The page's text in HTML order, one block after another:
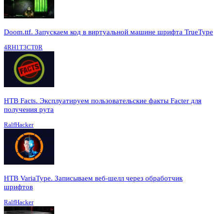
Doom.ttf. Запускаем код в виртуальной машине шрифта TrueType
4RH1T3CT0R
HTB Facts. Эксплуатируем пользовательские факты Facter для
получения рута
RalfHacker
HTB VariaType. Записываем веб-шелл через обработчик
шрифтов
RalfHacker